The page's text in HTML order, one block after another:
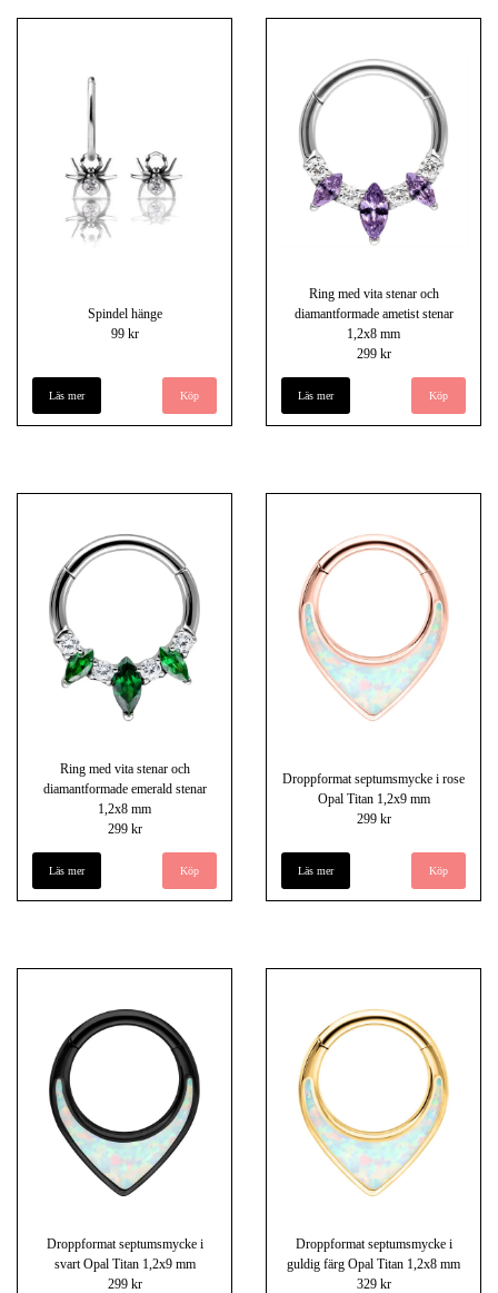
Spindel hänge
99 kr
Läs mer
Ring med vita stenar och
diamantformade ametist stenar
1,2x8 mm
299 kr
Läs mer
Ring med vita stenar och
diamantformade emerald stenar
1,2x8 mm
299 kr
Läs mer
Droppformat septumsmycke i rose
Opal Titan 1,2x9 mm
299 kr
Läs mer
Droppformat septumsmycke i
svart Opal Titan 1,2x9 mm
299 kr
Droppformat septumsmycke i
guldig färg Opal Titan 1,2x8 mm
329 kr